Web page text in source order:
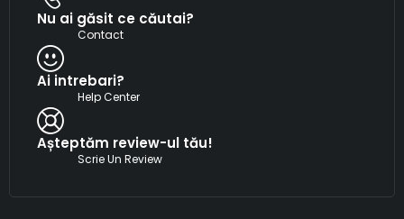
Nu ai găsit ce căutai?
Contact
Ai intrebari?
Help Center
Așteptăm review-ul tău!
Scrie Un Review